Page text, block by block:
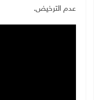
عدم الترخيض.